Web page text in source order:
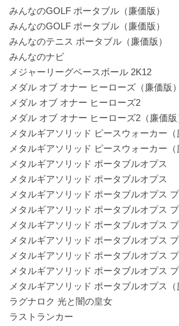
みんなのGOLF ポータブル（廉価版）
みんなのGOLF ポータブル（廉価版）
みんなのテニス ポータブル（廉価版）
みんなのナビ
メジャーリーグベースボール 2K12
メダル オブ オナー ヒーローズ（廉価版）
メダル オブ オナー ヒーローズ2
メダル オブ オナー ヒーローズ2（廉価版
メタルギアソリッド ピースウォーカー（
メタルギアソリッド ピースウォーカー（
メタルギアソリッド ポータブルオプス
メタルギアソリッド ポータブルオプス
メタルギアソリッド ポータブルオプス
メタルギアソリッド ポータブルオプス
メタルギアソリッド ポータブルオプス
メタルギアソリッド ポータブルオプス
メタルギアソリッド ポータブルオプス
メタルギアソリッド ポータブルオプス
メタルギアソリッド ポータブルオプス（
ラグナロク 光と闇の皇女
ラストランカー